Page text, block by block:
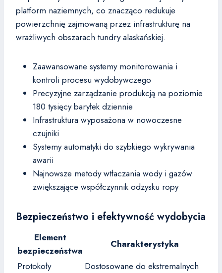
platform naziemnych, co znacząco redukuje
powierzchnię zajmowaną przez infrastrukturę na
wrażliwych obszarach tundry alaskańskiej.
Zaawansowane systemy monitorowania i
kontroli procesu wydobywczego
Precyzyjne zarządzanie produkcją na poziomie
180 tysięcy baryłek dziennie
Infrastruktura wyposażona w nowoczesne
czujniki
Systemy automatyki do szybkiego wykrywania
awarii
Najnowsze metody wtłaczania wody i gazów
zwiększające współczynnik odzysku ropy
Bezpieczeństwo i efektywność wydobycia
Element
bezpieczeństwa
Charakterystyka
Protokoły
Dostosowane do ekstremalnych